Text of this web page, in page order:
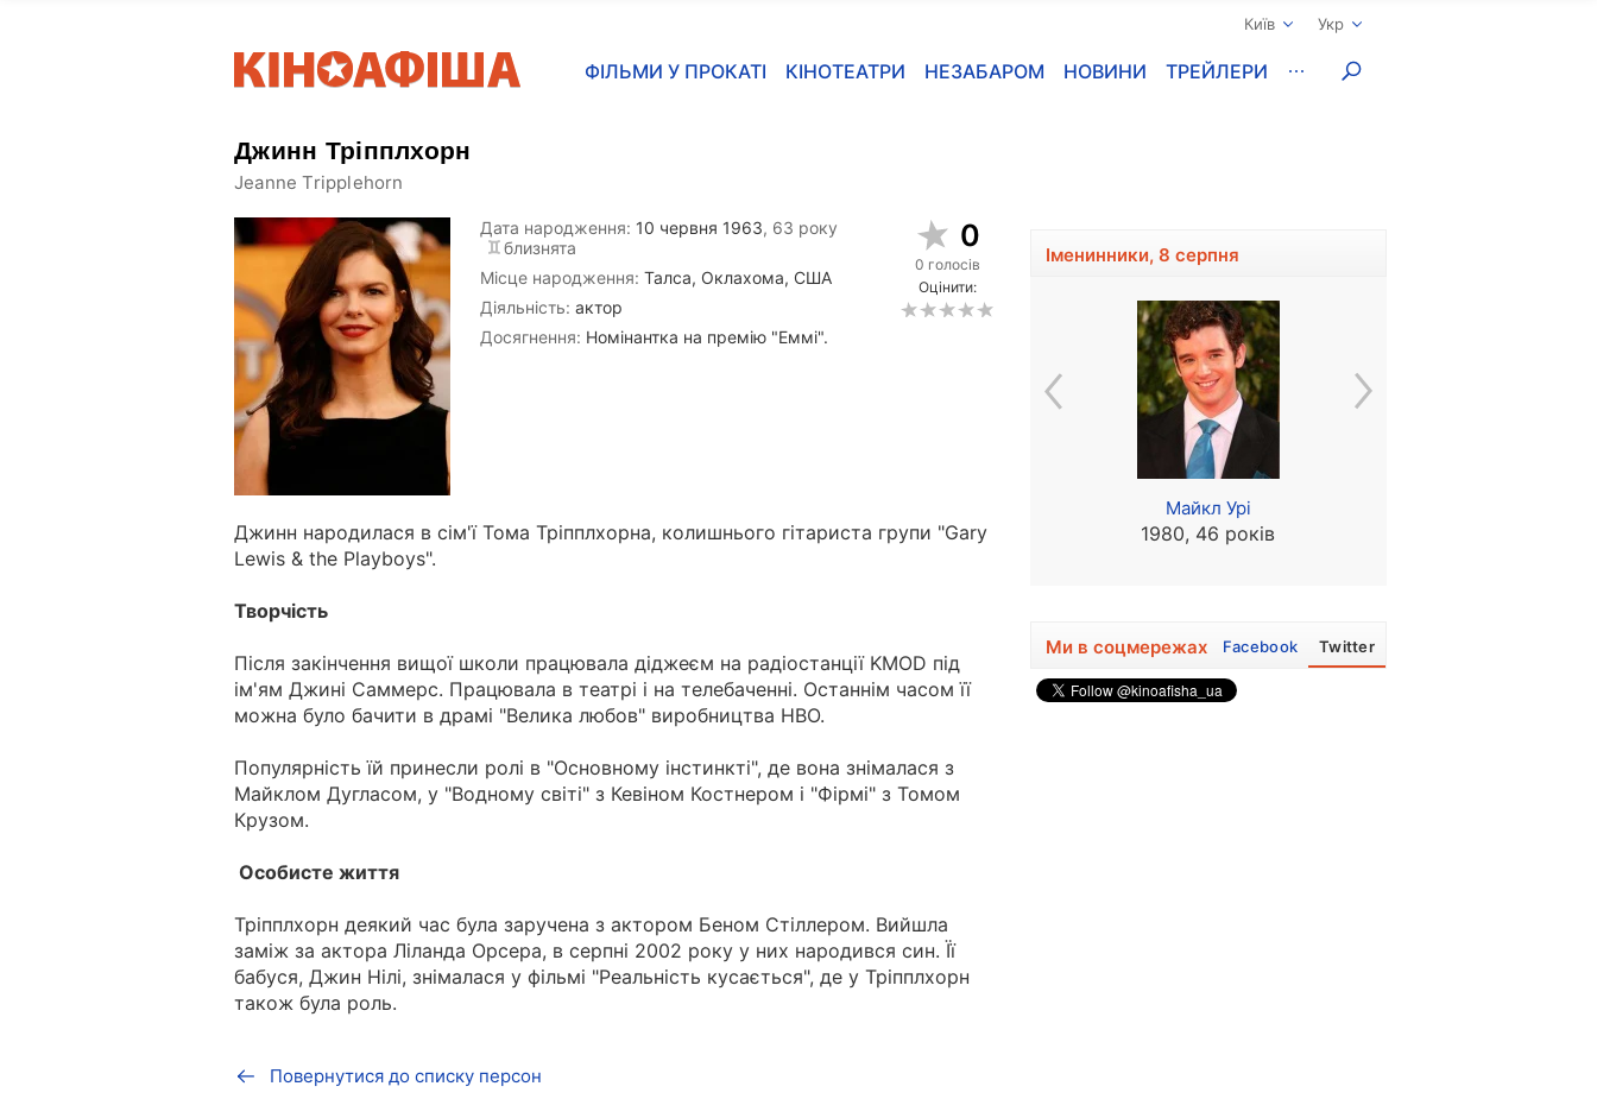
Київ Укр
ФІЛЬМИ У ПРОКАТІ КІНОТЕАТРИ НЕЗАБАРОМ НОВИНИ ТРЕЙЛЕРИ
Джинн Тріпплхорн
Jeanne Tripplehorn
Дата народження: 10 червня 1963, 63 року
близнята
Місце народження: Талса, Оклахома, США
Діяльність: актор
Досягнення: Номінантка на премію "Еммі".
0
0 голосів
Оцінити:
Джинн народилася в сім'ї Тома Тріпплхорна, колишнього гітариста групи "Gary
Lewis & the Playboys".
Творчість
Після закінчення вищої школи працювала діджеєм на радіостанції KMOD під
ім'ям Джині Саммерс. Працювала в театрі і на телебаченні. Останнім часом її
можна було бачити в драмі "Велика любов" виробництва HBO.
Популярність їй принесли ролі в "Основному інстинкті", де вона знімалася з
Майклом Дугласом, у "Водному світі" з Кевіном Костнером і "Фірмі" з Томом
Крузом.
Особисте життя
Тріпплхорн деякий час була заручена з актором Беном Стіллером. Вийшла
заміж за актора Ліланда Орсера, в серпні 2002 року у них народився син. Її
бабуся, Джин Нілі, знімалася у фільмі "Реальність кусається", де у Тріпплхорн
також була роль.
Повернутися до списку персон
Іменинники, 8 серпня
1951, 75 років
Майкл Урі
1980, 46 років
Ми в соцмережах Facebook Twitter